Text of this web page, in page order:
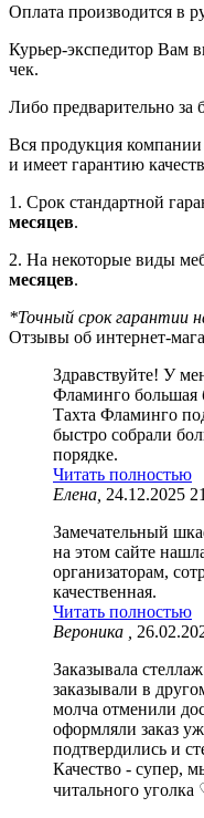
Оплата производится в
Курьер-экспедитор Вам
чек.
Либо предварительно за
Вся продукция
и имеет гарантию
1. Срок стандартной
месяцев.
2. На некоторые виды
месяцев.
*Точный срок гарантии
Отзывы об интернет-
Здравствуйте! У
Фламинго большая
Тахта Фламинго
быстро собрали
порядке.
Читать полностью
Елена, 24.12.2025
Замечательный
на этом сайте
организаторам,
качественная.
Читать полностью
Вероника ,
Заказывала
заказывали в
молча отменили
оформляли заказ
подтвердились и
Качество - супер,
читального уголка